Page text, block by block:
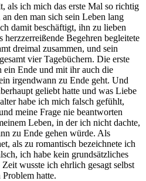
als ich mich das erste Mal so richtig
den man sich sein Leben lang
damit beschäftigt, ihn zu lieben
herzzerreißende Begehren begleitete
dreimal zusammen, und sein
vier Tagebüchern. Die erste
ein Ende und mit ihr auch die
irgendwann zu Ende geht. Und
geliebt hatte und was Liebe
habe ich mich falsch gefühlt,
meine Frage nie beantworten
Leben, in der ich nicht dachte,
zu Ende gehen würde. Als
als zu romantisch bezeichnete ich
ich habe kein grundsätzliches
wusste ich ehrlich gesagt selbst
hatte.